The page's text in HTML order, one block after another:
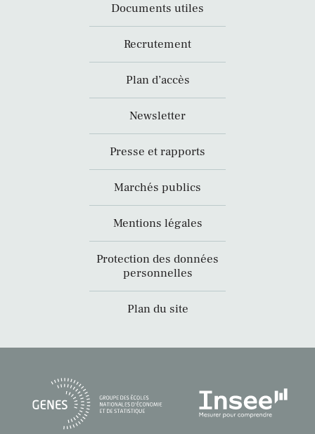
Documents utiles
Recrutement
Plan d’accès
Newsletter
Presse et rapports
Marchés publics
Mentions légales
Protection des données
personnelles
Plan du site